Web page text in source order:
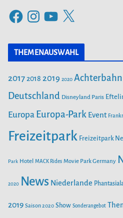
g
e
n
F
c
o
o
s
t
g
r
Y
u
T
b
e
X
THEMENAUSWAHL
20172018 2019 2020 Achterbahn
Deutschland Disneyland Paris
Europa Europa-Park Event
Freizeitpark Freizeitpark
Park Hotel MACK Rides Movie Park Germany
2020 News Niederlande
2019 Saison 2020 Show Sonderangebot